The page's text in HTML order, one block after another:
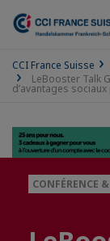
CCI France Suisse
LeBooster Talk
d’avantages
CONFÉRENCE